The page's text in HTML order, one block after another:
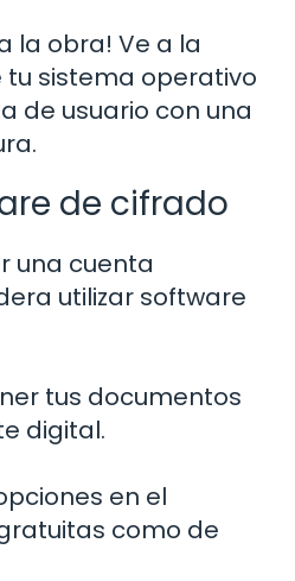
la obra! Ve a la
sistema operativo
de usuario con una
de cifrado
una cuenta
utilizar software
tus documentos
digital.
en el
como de